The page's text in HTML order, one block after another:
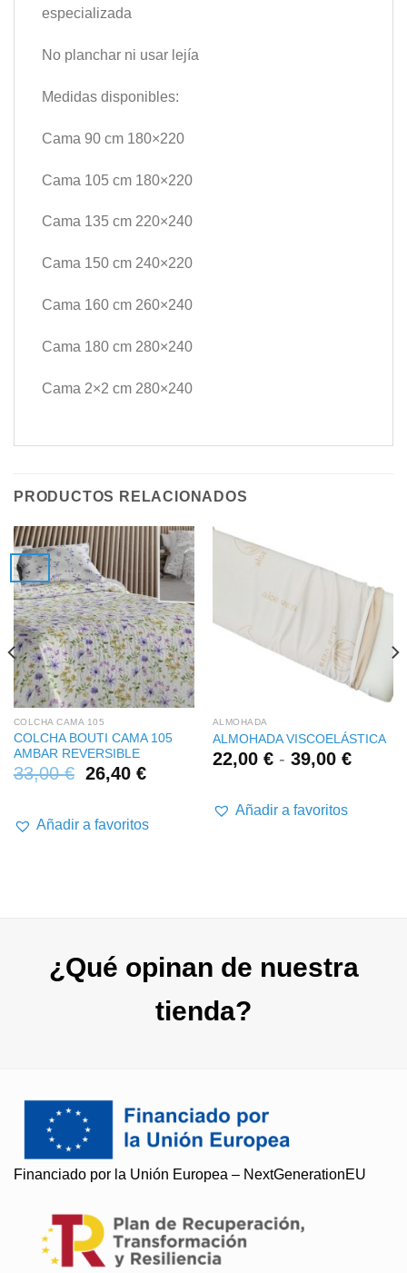
especializada
No planchar ni usar lejía
Medidas disponibles:
Cama 90 cm 180×220
Cama 105 cm 180×220
Cama 135 cm 220×240
Cama 150 cm 240×220
Cama 160 cm 260×240
Cama 180 cm 280×240
Cama 2×2 cm 280×240
PRODUCTOS RELACIONADOS
COLCHA CAMA 105
COLCHA BOUTI CAMA 105
AMBAR REVERSIBLE
33,00€ 26,40 €
Añadir a favoritos
ALMOHADA
ALMOHADA VISCOELÁSTICA
22,00 € - 39,00 €Rango
Añadir a favoritos
¿Qué opinan de nuestra
tienda?
Financiado por la Unión Europea – NextGenerationEU
Soy Paqui, ¿Te ayudo?
Resuelvo todas tus preguntas